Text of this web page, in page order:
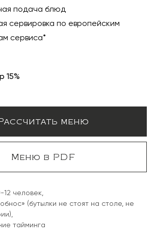
подача блюд
сервировка по европейским
сервиса*
15%
меню
Меню в PDF
человек,
(бутылки не стоят на столе, не
тайминга